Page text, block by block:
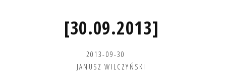
[30.09.2013]
2013-09-30
JANUSZ WILCZYŃSKI